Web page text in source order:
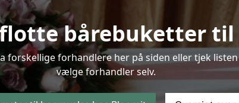
bårebuketter
forskellige forhandlere her på siden eller tjek
vælge forhandler selv.